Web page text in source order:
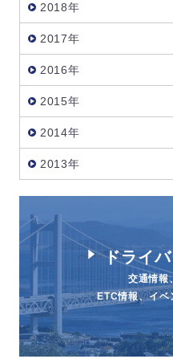
2018年
2017年
2016年
2015年
2014年
2013年
ドライ
交通情報
ETC情報、イベ